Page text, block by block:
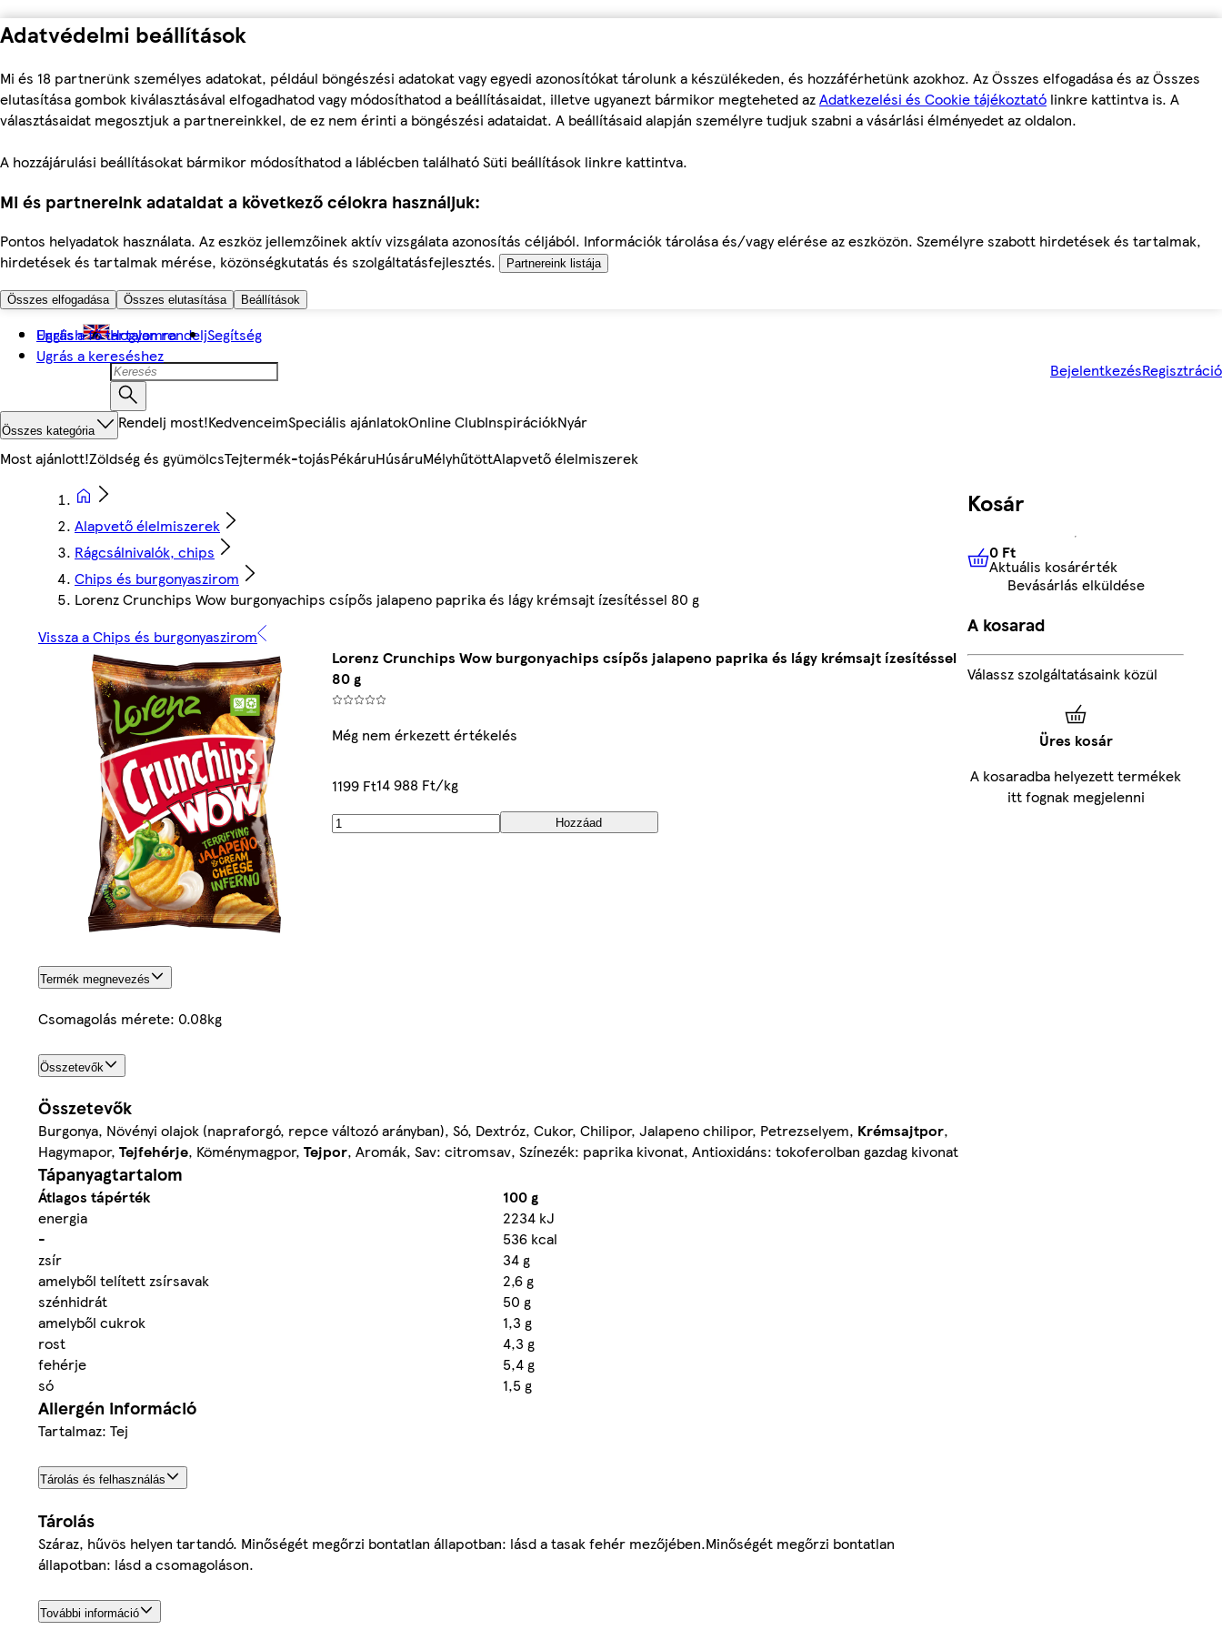
Adatvédelmi beállítások
Mi és 18 partnerünk személyes adatokat, például böngészési adatokat vagy egyedi azonosítókat tárolunk a készülékeden, és hozzáférhetünk azokhoz. Az Összes elfogadása és az Összes
elutasítása gombok kiválasztásával elfogadhatod vagy módosíthatod a beállításaidat, illetve ugyanezt bármikor megteheted azAdatkezelési és Cookie tájékoztató linkre kattintva is. A
választásaidat megosztjuk a partnereinkkel, de ez nem érinti a böngészési adataidat. A beállításaid alapján személyre tudjuk szabni a vásárlási élményedet az oldalon.
A hozzájárulási beállításokat bármikor módosíthatod a láblécben található Süti beállítások linkre kattintva.
Mi és partnereink adataidat a következő célokra használjuk:
Pontos helyadatok használata. Az eszköz jellemzőinek aktív vizsgálata azonosítás céljából. Információk tárolása és/vagy elérése az eszközön. Személyre szabott hirdetések és tartalmak,
hirdetések és tartalmak mérése, közönségkutatás és szolgáltatásfejlesztés.
Partnereink listája
Összes elfogadása Összes elutasítása Beállítások
Ugrás a fő tartalomra
Ugrás a kereséshez
English Hogyan rendeljSegítség
BejelentkezésRegisztráció
Összes kategória Rendelj most!KedvenceimSpeciális ajánlatokOnline ClubInspirációkNyár
Most ajánlott!Zöldség és gyümölcsTejtermék-tojásPékáruHúsáruMélyhűtöttAlapvető élelmiszerek
Alapvető élelmiszerek
Rágcsálnivalók, chips
Chips és burgonyaszirom
Lorenz Crunchips Wow burgonyachips csípős jalapeno paprika és lágy krémsajt ízesítéssel 80 g
Vissza a Chips és burgonyaszirom
Lorenz Crunchips Wow burgonyachips csípős jalapeno paprika és lágy krémsajt ízesítéssel
80 g
Még nem érkezett értékelés
1199 Ft14 988 Ft/kg
Hozzáad
Termék megnevezés
Csomagolás mérete: 0.08kg
Összetevők
Összetevők
Burgonya, Növényi olajok (napraforgó, repce változó arányban), Só, Dextróz, Cukor, Chilipor, Jalapeno chilipor, Petrezselyem, Krémsajtpor,
Hagymapor, Tejfehérje, Köménymagpor, Tejpor, Aromák, Sav: citromsav, Színezék: paprika kivonat, Antioxidáns: tokoferolban gazdag kivonat
Tápanyagtartalom
Átlagos tápérték
100 g
energia
2234 kJ
-
536 kcal
zsír
34 g
amelyből telített zsírsavak
2,6 g
szénhidrát
50 g
amelyből cukrok
1,3 g
rost
4,3 g
fehérje
5,4 g
só
1,5 g
Allergén információ
Tartalmaz: Tej
Tárolás és felhasználás
Tárolás
Száraz, hűvös helyen tartandó. Minőségét megőrzi bontatlan állapotban: lásd a tasak fehér mezőjében.Minőségét megőrzi bontatlan
állapotban: lásd a csomagoláson.
További információ
Kosár
0 FtAktuális kosárérték
0 Ft
Aktuális kosárérték
Bevásárlás elküldése
A kosarad
Válassz szolgáltatásaink közül
Üres kosár
A kosaradba helyezett termékek
itt fognak megjelenni